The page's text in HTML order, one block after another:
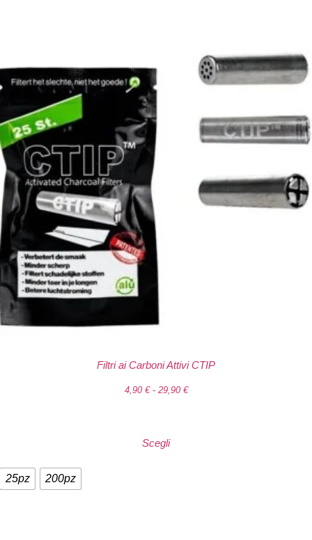
Filtri ai Carboni Attivi CTIP
4,90 € - 29,90 €
Scegli
25pz 200pz